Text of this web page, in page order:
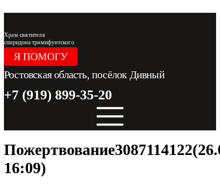
Храм святителя
спиридона тримифунтского
Я ПОМОГУ
Ростовская область, посёлок Дивный
+7 (919) 899-35-20
16:09)